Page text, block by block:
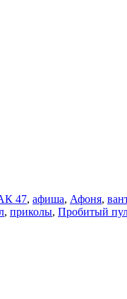
47, афиша, Афоня,
, приколы, Пробитый